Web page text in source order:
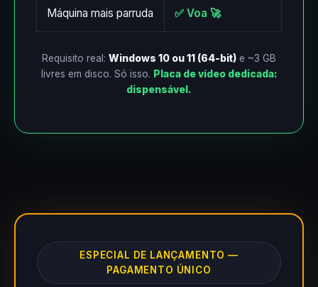
Máquina mais parruda ✅ Voa 🚀
Requisito real: Windows 10 ou 11 (64-bit) e ~3 GB
livres em disco. Só isso. Placa de vídeo dedicada:
dispensável.
ESPECIAL DE LANÇAMENTO —
PAGAMENTO ÚNICO